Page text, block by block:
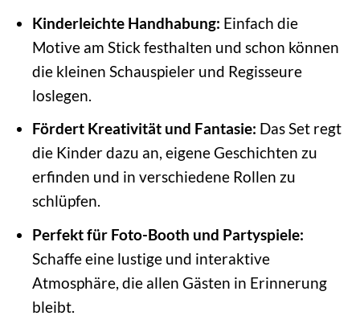
Kinderleichte Handhabung: Einfach die
Motive am Stick festhalten und schon können
die kleinen Schauspieler und Regisseure
loslegen.
Fördert Kreativität und Fantasie: Das Set regt
die Kinder dazu an, eigene Geschichten zu
erfinden und in verschiedene Rollen zu
schlüpfen.
Perfekt für Foto-Booth und Partyspiele:
Schaffe eine lustige und interaktive
Atmosphäre, die allen Gästen in Erinnerung
bleibt.